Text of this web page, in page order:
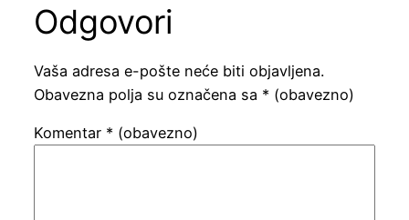
Odgovori
Vaša adresa e-pošte neće biti objavljena.
Obavezna polja su označena sa * (obavezno)
Komentar * (obavezno)